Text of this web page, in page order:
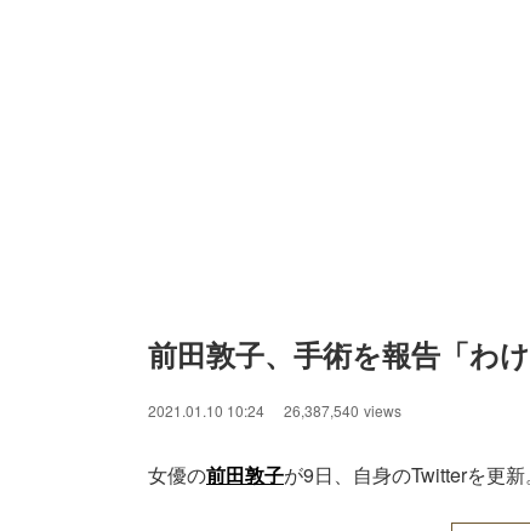
前田敦子、手術を報告「わ
2021.01.10 10:24 26,387,540 views
女優の前田敦子が9日、自身のTwitterを更